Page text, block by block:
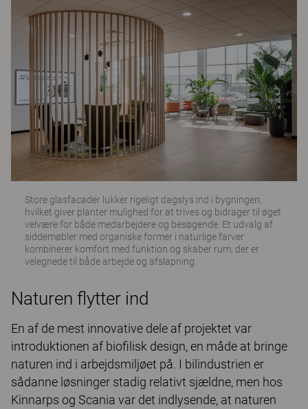
Store glasfacader lukker rigeligt dagslys ind i bygningen,
hvilket giver planter mulighed for at trives og bidrager til øget
velvære for både medarbejdere og besøgende. Et udvalg af
siddemøbler med organiske former i naturlige farver
kombinerer komfort med funktion og skaber rum, der er
velegnede til både arbejde og afslapning.
Naturen flytter ind
En af de mest innovative dele af projektet var
introduktionen af ​​biofilisk design, en måde at bringe
naturen ind i arbejdsmiljøet på. I bilindustrien er
sådanne løsninger stadig relativt sjældne, men hos
Kinnarps og Scania var det indlysende, at naturen